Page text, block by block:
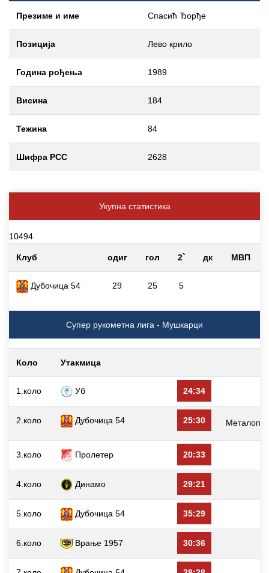
Презиме и име Спасић Ђорђе
Позиција Лево крило
Година рођења 1989
Висина 184
Тежина 84
Шифра РСС 2628
Укупна статистика
10494
Клуб одиг гол 2` дк МВП
Дубочица 54 29 25 5
Супер рукометна лига - Мушкарци
Коло Утакмица
1.коло Уб 24:34
2.коло Дубочица 54 25:30
3.коло Пролетер 20:33
4.коло Динамо 29:21
5.коло Дубочица 54 35:29
6.коло Врање 1957 30:36